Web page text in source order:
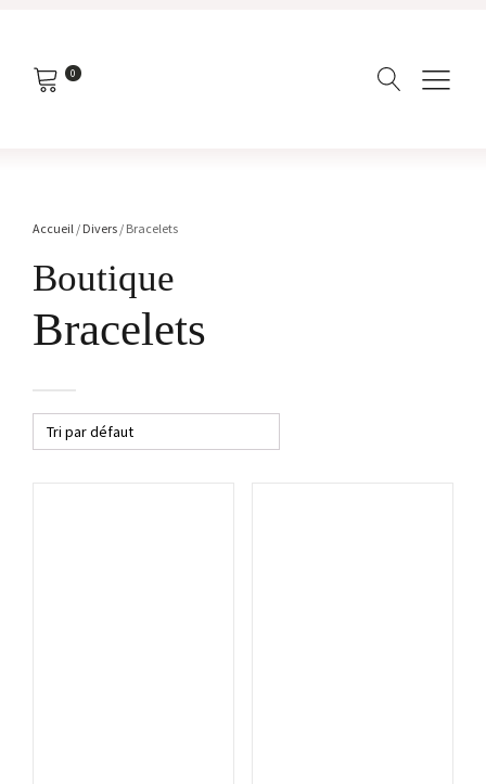
0
Accueil / Divers / Bracelets
Boutique
Bracelets